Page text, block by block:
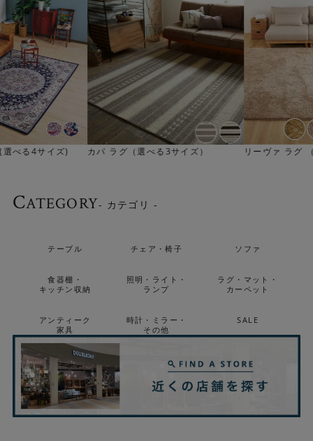
リーヴァ ラグ （選べる6サイズ） アクト ラグ（選べる4サイズ）
CATEGORY- カテゴリ -
テーブル チェア・椅子 ソファ
食器棚・
キッチン収納
照明・ライト・
ランプ
ラグ・マット・
カーペット
アンティーク
家具
時計・ミラー・
その他
SALE